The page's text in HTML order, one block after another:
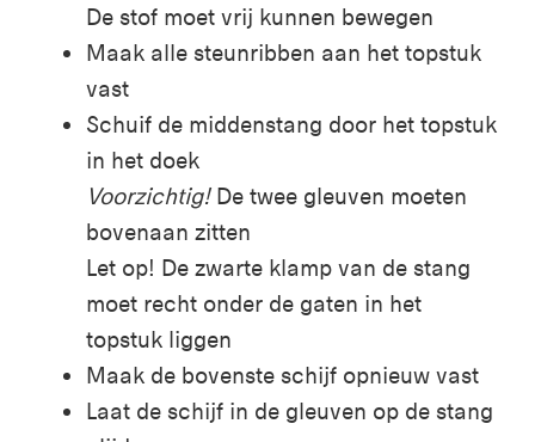
De stof moet vrij kunnen bewegen
Maak alle steunribben aan het topstuk
vast
Schuif de middenstang door het topstuk
in het doek
Voorzichtig! De twee gleuven moeten
bovenaan zitten
Let op! De zwarte klamp van de stang
moet recht onder de gaten in het
topstuk liggen
Maak de bovenste schijf opnieuw vast
Laat de schijf in de gleuven op de stang